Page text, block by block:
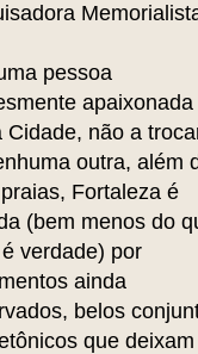
pessoa
apaixonada
Cidade, não a
outra, além
Fortaleza é
(bem menos do
verdade) por
ainda
belos
que deixam